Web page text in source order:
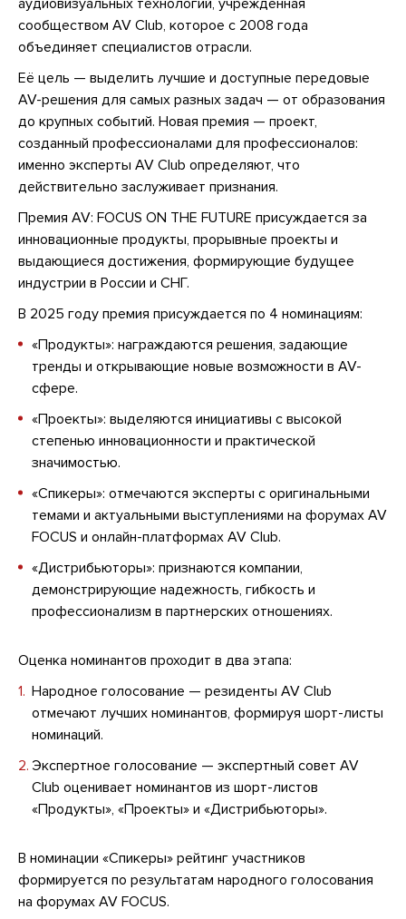
сообществом AV Club, которое с 2008 года
объединяет специалистов отрасли.
Её цель — выделить лучшие и доступные передовые
AV-решения для самых разных задач — от образования
до крупных событий. Новая премия — проект,
созданный профессионалами для профессионалов:
именно эксперты AV Club определяют, что
действительно заслуживает признания.
Премия AV: FOCUS ON THE FUTURE присуждается за
инновационные продукты, прорывные проекты и
выдающиеся достижения, формирующие будущее
индустрии в России и СНГ.
В 2025 году премия присуждается по 4 номинациям:
«Продукты»: награждаются решения, задающие
тренды и открывающие новые возможности в AV-
сфере.
«Проекты»: выделяются инициативы с высокой
степенью инновационности и практической
значимостью.
«Спикеры»: отмечаются эксперты с оригинальными
темами и актуальными выступлениями на форумах AV
FOCUS и онлайн-платформах AV Club.
«Дистрибьюторы»: признаются компании,
демонстрирующие надежность, гибкость и
профессионализм в партнерских отношениях.
Оценка номинантов проходит в два этапа:
Народное голосование — резиденты AV Club
отмечают лучших номинантов, формируя шорт-листы
номинаций.
Экспертное голосование — экспертный совет AV
Club оценивает номинантов из шорт-листов
«Продукты», «Проекты» и «Дистрибьюторы».
В номинации «Спикеры» рейтинг участников
формируется по результатам народного голосования
на форумах AV FOCUS.